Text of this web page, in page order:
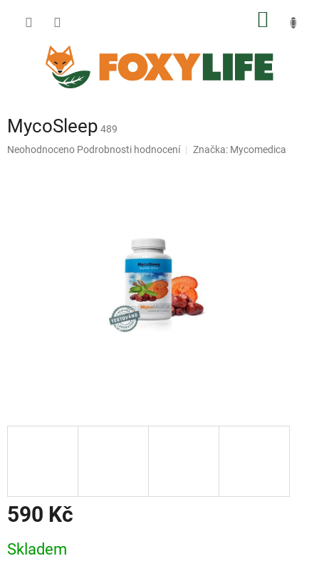
MycoSleep 489
Průměrné
Neohodnoceno Podrobnosti hodnocení Značka: Mycomedica
590 Kč
cena:
Skladem